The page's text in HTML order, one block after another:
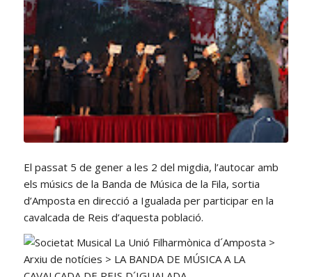
El passat 5 de gener a les 2 del migdia, l’autocar amb
els músics de la Banda de Música de la Fila, sortia
d’Amposta en direcció a Igualada per participar en la
cavalcada de Reis d’aquesta població.